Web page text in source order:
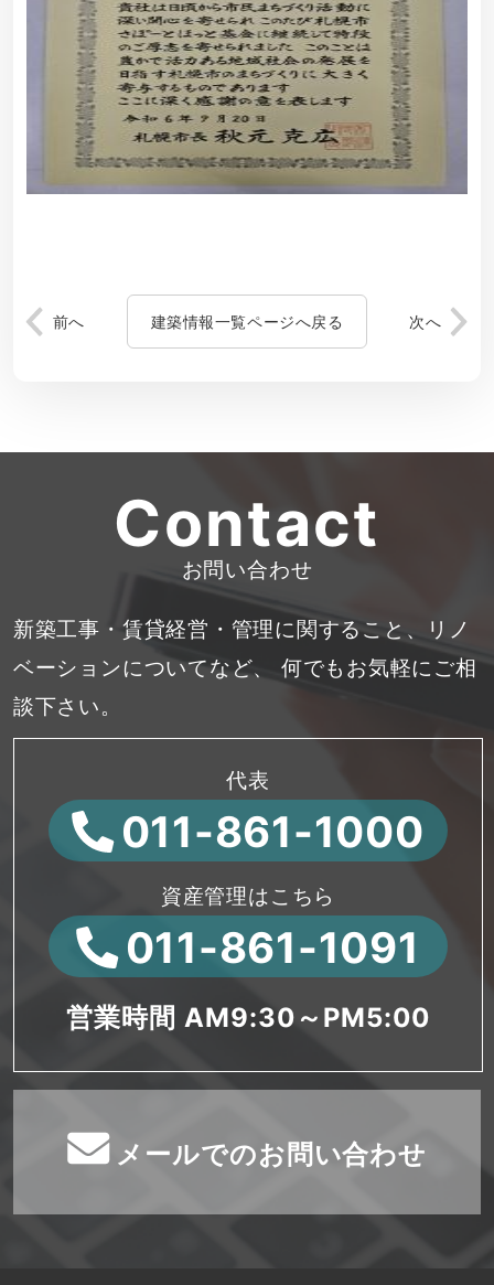
前へ 建築情報一覧ページへ戻る 次へ
Contact
お問い合わせ
新築工事・賃貸経営・管理に関すること、リノ
ベーションについてなど、
何でもお気軽にご相
談下さい。
代表
011-861-1000
資産管理はこちら
011-861-1091
営業時間 AM9:30～PM5:00
メールでのお問い合わせ